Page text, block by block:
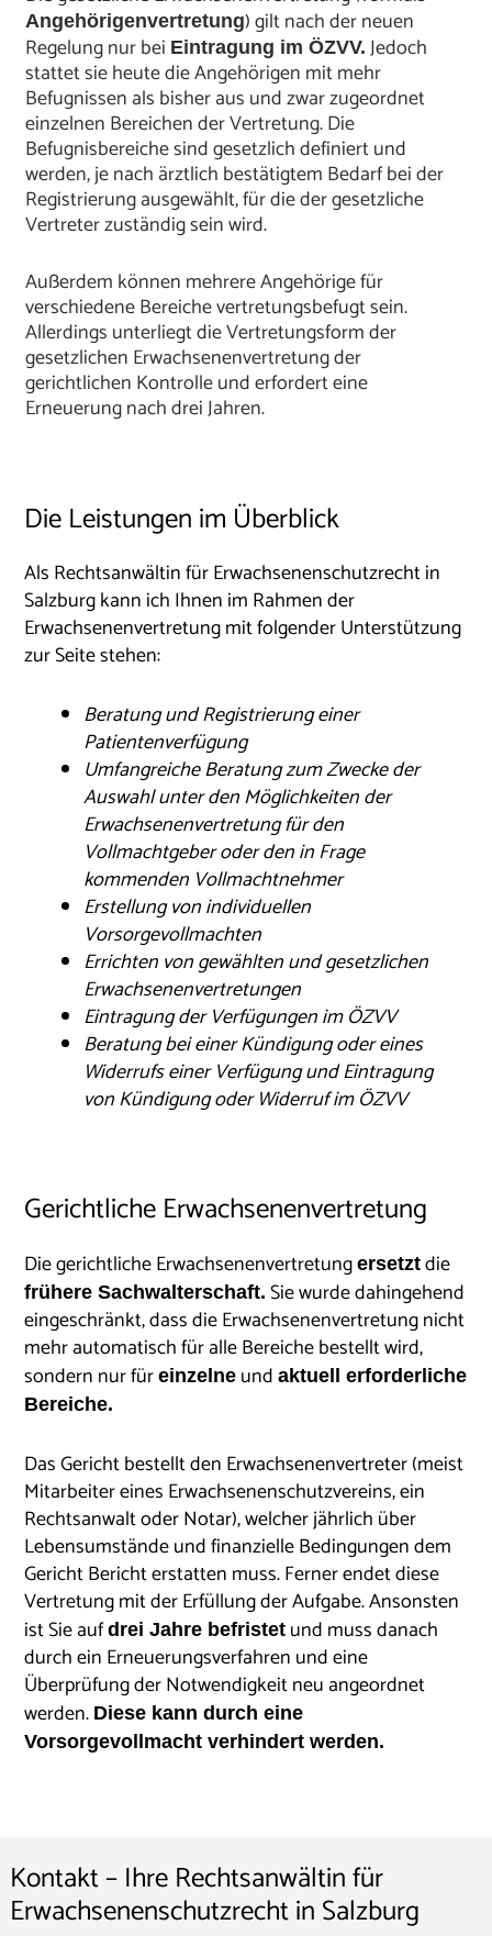
Angehörigenvertretung) gilt nach der neuen
Regelung nur bei Eintragung im ÖZVV. Jedoch
stattet sie heute die Angehörigen mit mehr
Befugnissen als bisher aus und zwar zugeordnet
einzelnen Bereichen der Vertretung. Die
Befugnisbereiche sind gesetzlich definiert und
werden, je nach ärztlich bestätigtem Bedarf bei der
Registrierung ausgewählt, für die der gesetzliche
Vertreter zuständig sein wird.
Außerdem können mehrere Angehörige für
verschiedene Bereiche vertretungsbefugt sein.
Allerdings unterliegt die Vertretungsform der
gesetzlichen Erwachsenenvertretung der
gerichtlichen Kontrolle und erfordert eine
Erneuerung nach drei Jahren.
Gerichtliche Erwachsenenvertretung
Die gerichtliche Erwachsenenvertretungersetzt die
frühere Sachwalterschaft. Sie wurde dahingehend
eingeschränkt, dass die Erwachsenenvertretung nicht
mehr automatisch für alle Bereiche bestellt wird,
sondern nur füreinzelne undaktuell erforderliche
Bereiche.
Das Gericht bestellt den Erwachsenenvertreter (meist
Mitarbeiter eines Erwachsenenschutzvereins, ein
Rechtsanwalt oder Notar), welcher jährlich über
Lebensumstände und finanzielle Bedingungen dem
Gericht Bericht erstatten muss. Ferner endet diese
Vertretung mit der Erfüllung der Aufgabe. Ansonsten
ist Sie aufdrei Jahre befristet und muss danach
durch ein Erneuerungsverfahren und eine
Überprüfung der Notwendigkeit neu angeordnet
werden. Diese kann durch eine
Vorsorgevollmacht verhindert werden.
Die Leistungen im Überblick
Als Rechtsanwältin für Erwachsenenschutzrecht in
Salzburg kann ich Ihnen im Rahmen der
Erwachsenenvertretung mit folgender Unterstützung
zur Seite stehen:
Beratung und Registrierung einer
Patientenverfügung
Umfangreiche Beratung zum Zwecke der
Auswahl unter den Möglichkeiten der
Erwachsenenvertretung für den
Vollmachtgeber oder den in Frage
kommenden Vollmachtnehmer
Erstellung von individuellen
Vorsorgevollmachten
Errichten von gewählten und gesetzlichen
Erwachsenenvertretungen
Eintragung der Verfügungen im ÖZVV
Beratung bei einer Kündigung oder eines
Widerrufs einer Verfügung und Eintragung
von Kündigung oder Widerruf im ÖZVV
Kontakt – Ihre Rechtsanwältin für
Erwachsenenschutzrecht in Salzburg